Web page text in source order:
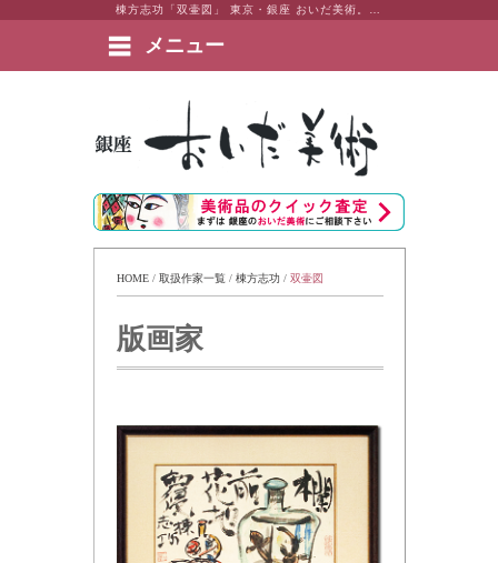
メニュー
絵画など美術品の販売と買取 | 東京・銀座 おいだ美術
HOME / 取扱作家一覧 / 棟方志功 / 双壷図
版画家